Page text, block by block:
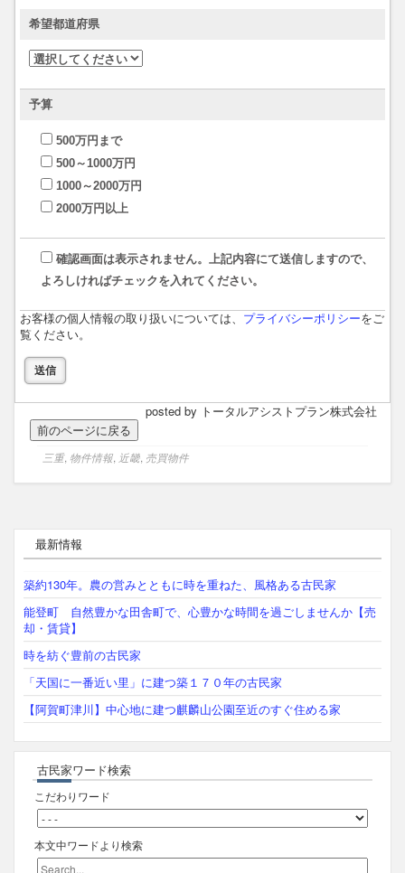
希望都道府県
予算
500万円まで
500～1000万円
1000～2000万円
2000万円以上
確認画面は表示されません。上記内容にて送信しますので、
よろしければチェックを入れてください。
お客様の個人情報の取り扱いについては、 プライバシーポリシーをご
覧ください。
posted by トータルアシストプラン株式会社
三重, 物件情報, 近畿, 売買物件
最新情報
築約130年。農の営みとともに時を重ねた、風格ある古民家
能登町 自然豊かな田舎町で、心豊かな時間を過ごしませんか【売
却・賃貸】
時を紡ぐ豊前の古民家
「天国に一番近い里」に建つ築１７０年の古民家
【阿賀町津川】中心地に建つ麒麟山公園至近のすぐ住める家
古民家ワード検索
こだわりワード
本文中ワードより検索